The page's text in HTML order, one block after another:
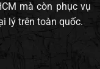
mà còn phục vụ
lý trên toàn quốc.